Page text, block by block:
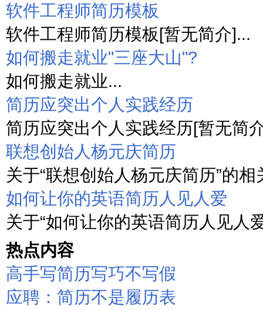
软件工程师简历模板
软件工程师简历模板[暂无简介]...
如何搬走就业"三座大山"?
如何搬走就业...
简历应突出个人实践经历
简历应突出个人实践经历[暂无简
联想创始人杨元庆简历
关于“联想创始人杨元庆简历”的相
如何让你的英语简历人见人爱
关于“如何让你的英语简历人见人
热点内容
高手写简历写巧不写假
应聘：简历不是履历表